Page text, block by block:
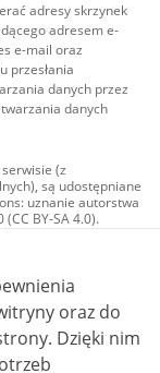
adresy skrzynek
adresem e-
e-mail oraz
przesłania
danych przez
danych
(z
są udostępniane
uznanie autorstwa
BY-SA 4.0).
materiały
licencji typu
użycie
4.0 (CC BY-
inaczej.
oraz do
nim